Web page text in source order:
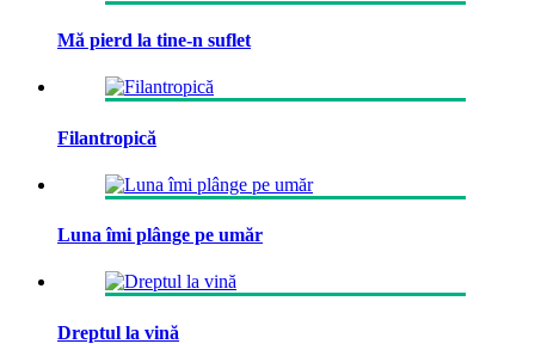
Mă pierd la tine-n suflet
Filantropică
Luna îmi plânge pe umăr
Dreptul la vină